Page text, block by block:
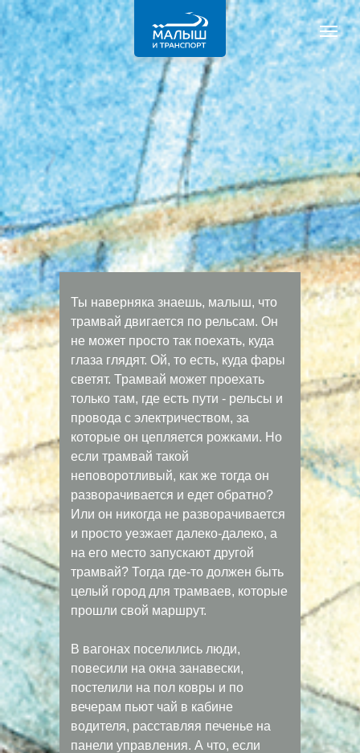
Ты наверняка знаешь, малыш, что
трамвай двигается по рельсам. Он
не может просто так поехать, куда
глаза глядят. Ой, то есть, куда фары
светят. Трамвай может проехать
только там, где есть пути - рельсы и
провода с электричеством, за
которые он цепляется рожками. Но
если трамвай такой
неповоротливый, как же тогда он
разворачивается и едет обратно?
Или он никогда не разворачивается
и просто уезжает далеко-далеко, а
на его место запускают другой
трамвай? Тогда где-то должен быть
целый город для трамваев, которые
прошли свой маршрут.
В вагонах поселились люди,
повесили на окна занавески,
постелили на пол ковры и по
вечерам пьют чай в кабине
водителя, расставляя печенье на
панели управления. А что, если